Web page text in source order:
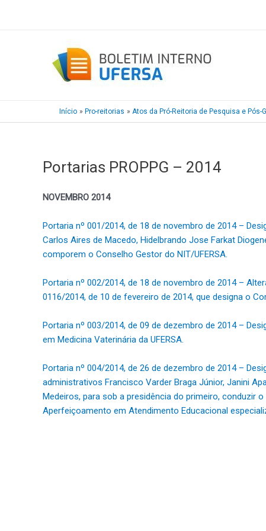
Início Pro-reitorias Atos da Pró-Reitoria de Pesquisa e Pós-
Portarias PROPPG – 2014
NOVEMBRO 2014
Portaria nº 001/2014, de 18 de novembro de 2014 –
Carlos Aires de Macedo, Hidelbrando Jose Farkat
comporem o Conselho Gestor do NIT/UFERSA.
Portaria nº 002/2014, de 18 de novembro de 2014 –
0116/2014, de 10 de fevereiro de 2014, que designa o
Portaria nº 003/2014, de 09 de dezembro de 2014 –
em Medicina Vaterinária da UFERSA.
Portaria nº 004/2014, de 26 de dezembro de 2014 –
administrativos Francisco Varder Braga Júnior, Janini
Medeiros, para sob a presidência do primeiro, conduzir
Aperfeiçoamento em Atendimento Educacional